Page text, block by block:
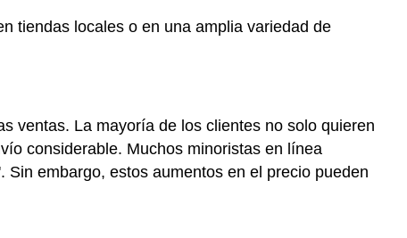
Paso
plataforma
de
comercio
electrónico
tiendas locales o en una amplia variedad de
ventas. La mayoría de los clientes no solo quieren
considerable. Muchos minoristas en línea
embargo, estos aumentos en el precio pueden